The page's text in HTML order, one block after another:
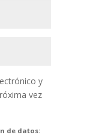
y
vez
de datos: